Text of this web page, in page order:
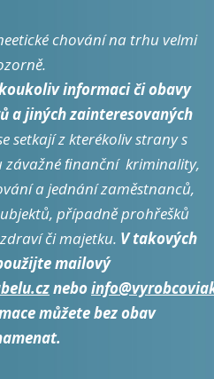
chování na trhu velmi
informaci či obavy
a jiných zainteresovaných
setkají z kterékoliv strany s
závažné ﬁnanční kriminality,
a jednání zaměstnanců,
případně prohřešků
či majetku. V takových
mailový
nebo
můžete bez obav